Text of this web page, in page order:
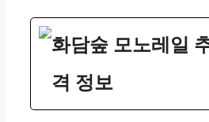
화담숲 모노레일
격 정보